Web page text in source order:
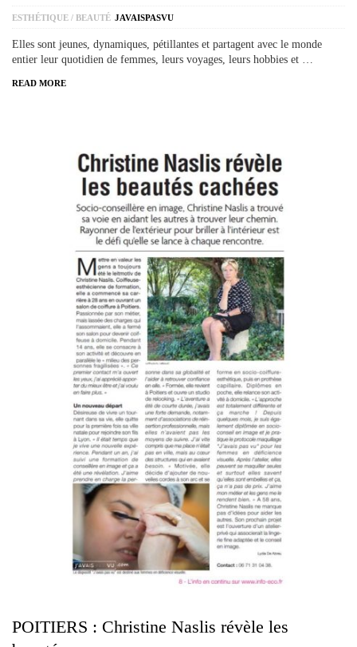
ESTHÉTIQUE / BEAUTÉ JAVAISPASVU
Elles sont jeunes, dynamiques, pétillantes et partagent avec le monde
entier leur quotidien de femmes, leurs voyages, leurs hobbies et …
READ MORE
POITIERS : Christine Naslis révèle les